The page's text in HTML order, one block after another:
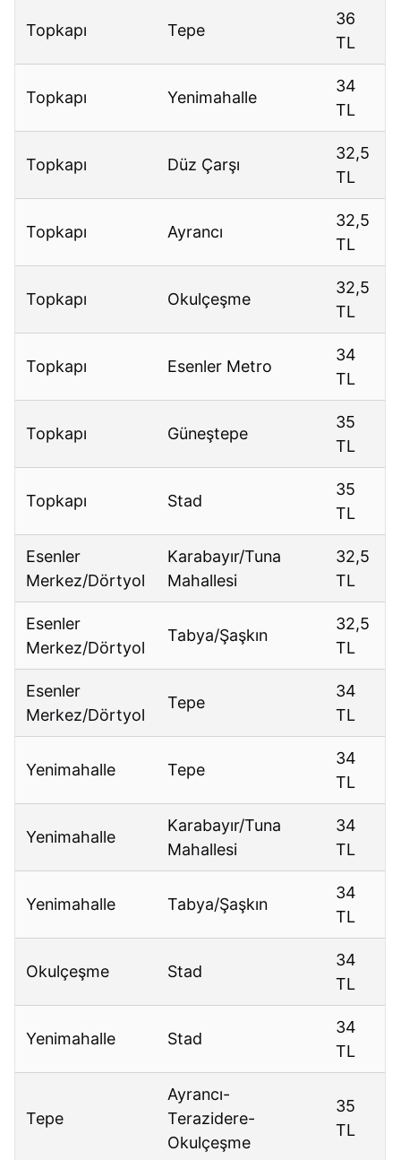
Topkapı Tepe
36
TL
Topkapı Yenimahalle
34
TL
Topkapı Düz Çarşı
32,5
TL
Topkapı Ayrancı
32,5
TL
Topkapı Okulçeşme
32,5
TL
Topkapı Esenler Metro
34
TL
Topkapı Güneştepe
35
TL
Topkapı Stad
35
TL
Esenler
Merkez/Dörtyol
Karabayır/Tuna
Mahallesi
32,5
TL
Esenler
Merkez/Dörtyol
Tabya/Şaşkın
32,5
TL
Esenler
Merkez/Dörtyol
Tepe
34
TL
Yenimahalle Tepe
34
TL
Yenimahalle
Karabayır/Tuna
Mahallesi
34
TL
Yenimahalle Tabya/Şaşkın
34
TL
Okulçeşme Stad
34
TL
Yenimahalle Stad
34
TL
Tepe
Ayrancı-
Terazidere-
Okulçeşme
35
TL